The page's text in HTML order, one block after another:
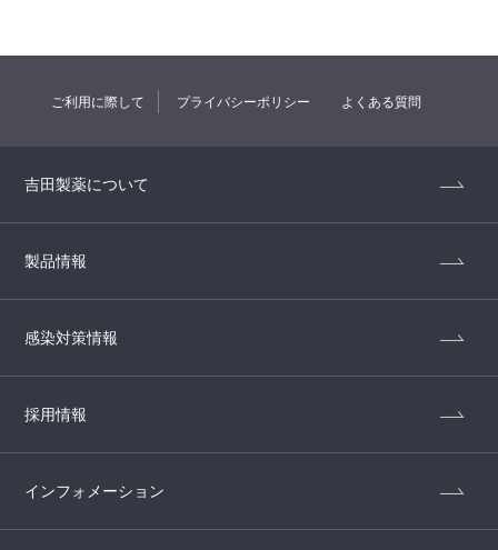
ご利用に際して プライバシーポリシー よくある質問
吉田製薬について
製品情報
感染対策情報
採用情報
インフォメーション